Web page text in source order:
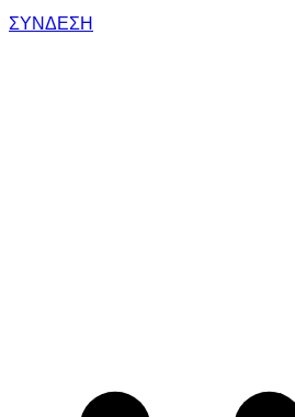
ΣΥΝΔΕΣΗ